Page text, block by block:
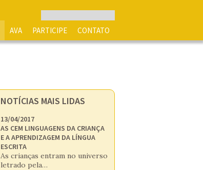
AVA PARTICIPE CONTATO
NOTÍCIAS MAIS LIDAS
13/04/2017
AS CEM LINGUAGENS DA CRIANÇA
E A APRENDIZAGEM DA LÍNGUA
ESCRITA
As crianças entram no universo
letrado pela…